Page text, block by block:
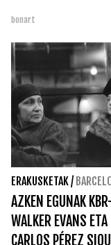
bonart
ERAKUSKETAK/
AZKEN EGUNAK
WALKER EVANS ETA
CARLOS PÉREZ